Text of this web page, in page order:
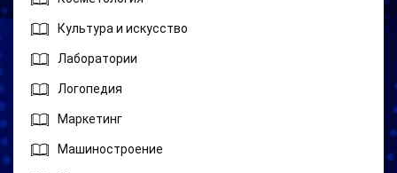
Культура и искусство
Лаборатории
Логопедия
Маркетинг
Машиностроение